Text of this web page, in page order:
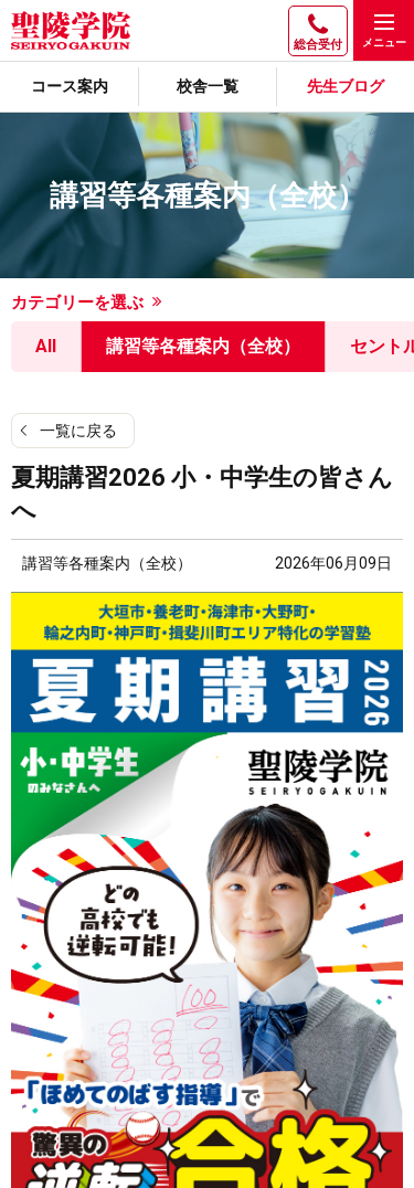
総合受付
コース案内 校舎一覧 先生ブログ
講習等各種案内（全校）
カテゴリーを選ぶ
All 講習等各種案内（全校） セント
一覧に戻る
夏期講習2026 小・中学生の皆さん
へ
講習等各種案内（全校） 2026年06月09日